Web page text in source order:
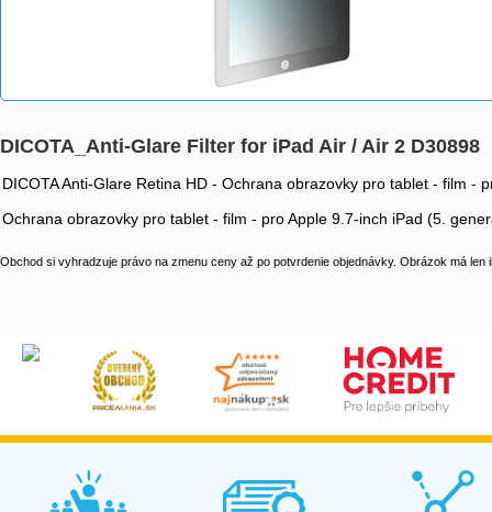
DICOTA_Anti-Glare Filter for iPad Air / Air 2 D30898
DICOTA Anti-Glare Retina HD - Ochrana obrazovky pro tablet - film -
Ochrana obrazovky pro tablet - film - pro Apple 9.7-inch iPad (5.
Obchod si vyhradzuje právo na zmenu ceny až po potvrdenie objednávky. Obrázok má len